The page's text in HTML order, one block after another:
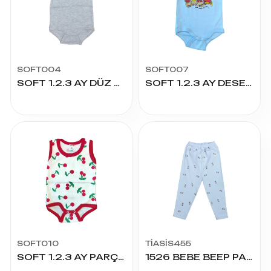
SOFT004
SOFT 1.2.3 AY DÜZ ÇITÇITLI
SOFT007
SOFT 1.2.3 AY DESENLİ ÇITÇITLI
SOFT010
SOFT 1.2.3 AY PARÇA BASKILI ÇITÇITLI
TİASİS455
1526 BEBE BEEP PANTOLON